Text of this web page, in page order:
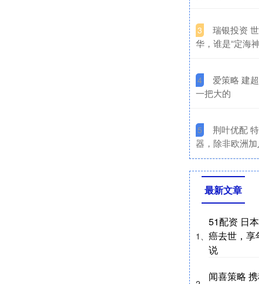
3
瑞银投资
华，谁是“定海
4
爱策略 建
一把大的
5
荆叶优配
器，除非欧洲
最新文章
1、
51配资 日
癌去世，享
说
闻喜策略